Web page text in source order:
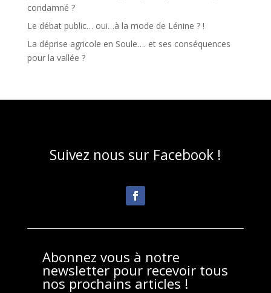
condamné ?
Le débat public… oui…à la mode de Lénine ? !
La déprise agricole en Soule…. et ses conséquences
pour la vallée ?
Suivez nous sur Facebook !
Abonnez vous à notre
newsletter pour recevoir tous
nos prochains articles !